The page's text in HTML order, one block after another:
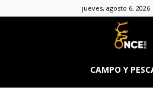
jueves, agosto 6, 2026
CAMPO Y